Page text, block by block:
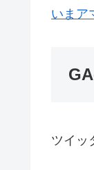
いまア
ツイッ